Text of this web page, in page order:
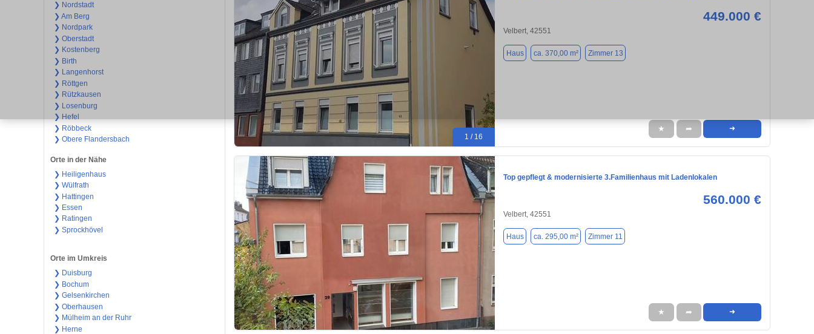
❯ Nordstadt
❯ Am Berg
❯ Nordpark
❯ Oberstadt
❯ Kostenberg
❯ Birth
❯ Langenhorst
❯ Röttgen
❯ Rützkausen
❯ Losenburg
❯ Hefel
❯ Röbbeck
❯ Obere Flandersbach
Orte in der Nähe
❯ Heiligenhaus
❯ Wülfrath
❯ Hattingen
❯ Essen
❯ Ratingen
❯ Sprockhövel
Orte im Umkreis
❯ Duisburg
❯ Bochum
❯ Gelsenkirchen
❯ Oberhausen
❯ Mülheim an der Ruhr
❯ Herne
1 / 16
449.000 €
Velbert, 42551
Haus ca. 370,00 m² Zimmer 13
★ ➦ ➜
1 / 20
Top gepflegt & modernisierte 3.Familienhaus mit Ladenlokalen
560.000 €
Velbert, 42551
Haus ca. 295,00 m² Zimmer 11
★ ➦ ➜